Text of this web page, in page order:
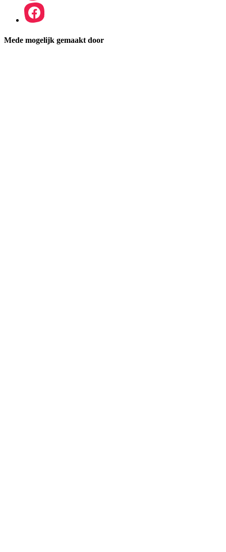
Mede mogelijk gemaakt door